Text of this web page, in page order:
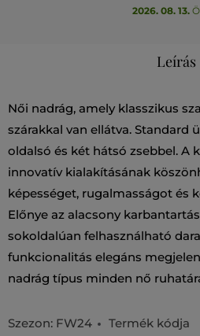
2026. 08. 13.
Leírás
Női nadrág, amely klasszikus
szárakkal van ellátva. Standard
oldalsó és két hátsó zsebbel. A
innovatív kialakításának
képességet, rugalmasságot és
Előnye az alacsony
sokoldalúan felhasználható
funkcionalitás elegáns
nadrág típus minden nő
Szezon: FW24
Termék kódja